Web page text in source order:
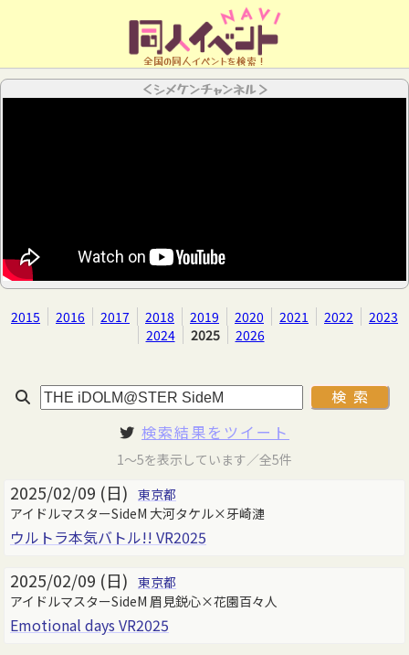
全国の同人イベントを検索！
＜シメケンチャンネル＞
2015 2016 2017 2018 2019 2020 2021 2022
2023
2024
2025 2026
検索結果をツイート
1～5を表示しています／全5件
2025/02/09 (日) 東京都
アイドルマスターSideM 大河タケル×牙崎漣
ウルトラ本気バトル!! VR2025
2025/02/09 (日) 東京都
アイドルマスターSideM 眉見鋭心×花園百々人
Emotional days VR2025